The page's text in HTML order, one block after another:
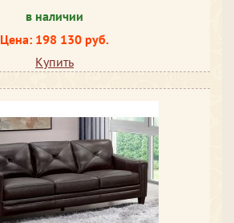
в наличии
Цена: 198 130 руб.
Купить